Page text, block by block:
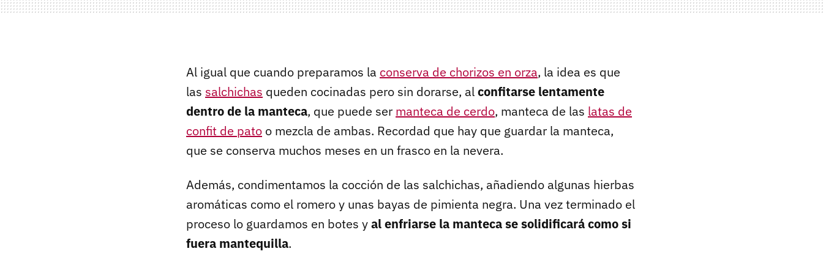
Al igual que cuando preparamos la conserva de chorizos en orza, la idea es que
las salchichas queden cocinadas pero sin dorarse, alconfitarse lentamente
dentro de la manteca, que puede ser manteca de cerdo, manteca de las latas de
confit de pato o mezcla de ambas. Recordad que hay que guardar la manteca,
que se conserva muchos meses en un frasco en la nevera.
Además, condimentamos la cocción de las salchichas, añadiendo algunas hierbas
aromáticas como el romero y unas bayas de pimienta negra. Una vez terminado el
proceso lo guardamos en botes yal enfriarse la manteca se solidificará como si
fuera mantequilla.